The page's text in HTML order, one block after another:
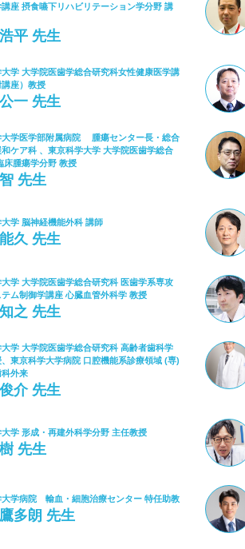
座 摂食嚥下リハビリテーション学分野 講
平 先生
学 大学院医歯学総合研究科女性健康医学講
講座）教授
一 先生
大学医学部附属病院 腫瘍センター長・総合
ケア科 、東京科学大学 大学院医歯学総合
床腫瘍学分野 教授
先生
学 脳神経機能外科 講師
久 先生
学 大学院医歯学総合研究科 医歯学系専攻
ム制御学講座 心臓血管外科学 教授
之 先生
学 大学院医歯学総合研究科 高齢者歯科学
東京科学大学病院 口腔機能系診療領域 (専)
外来
介 先生
学 形成・再建外科学分野 主任教授
先生
大学病院 輸血・細胞治療センター 特任助教
多朗 先生